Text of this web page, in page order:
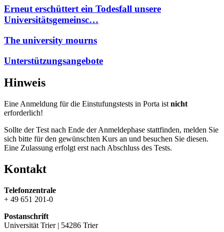
Erneut erschüttert ein Todesfall unsere
Universitätsgemeinsc…
The university mourns
Unterstützungsangebote
Hinweis
Eine Anmeldung für die Einstufungstests in Porta ist nicht
erforderlich!
Sollte der Test nach Ende der Anmeldephase stattfinden, melden Sie
sich bitte für den gewünschten Kurs an und besuchen Sie diesen.
Eine Zulassung erfolgt erst nach Abschluss des Tests.
Kontakt
Telefonzentrale
+ 49 651 201-0
Postanschrift
Universität Trier | 54286 Trier